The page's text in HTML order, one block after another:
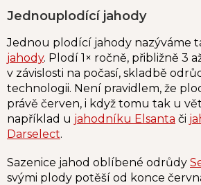
Jednouplodící jahody
Jednou plodící jahody nazýváme
jahody. Plodí 1× ročně, přibližně 3
v závislosti na počasí, skladbě
technologii. Není pravidlem, že
právě červen, i když tomu tak u
například u jahodníku Elsanta či
Darselect.
Sazenice jahod oblíbené odrůdy
svými plody potěší od konce